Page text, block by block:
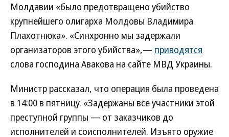
Молдавии «было предотвращено убийство
крупнейшего олигарха Молдовы Владимира
Плахотнюка». «Синхронно мы задержали
организаторов этого убийства»,— приводятся
слова господина Авакова на сайте МВД Украины.
Министр рассказал, что операция была проведена
в 14:00 в пятницу. «Задержаны все участники этой
преступной группы — от заказчиков до
исполнителей и соисполнителей. Изъято оружие